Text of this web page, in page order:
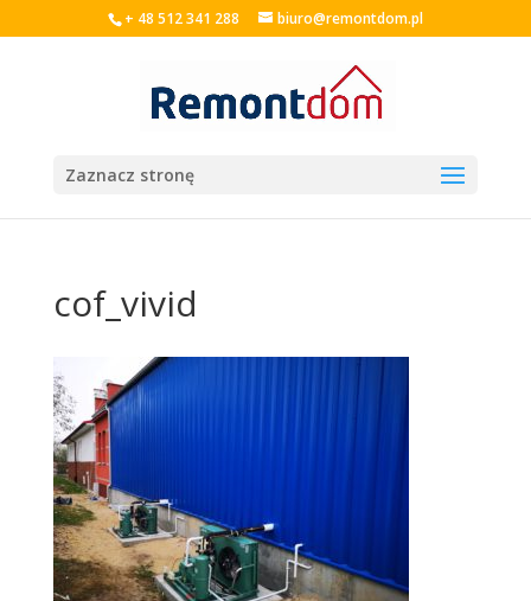
+ 48 512 341 288 biuro@remontdom.pl
Zaznacz stronę
cof_vivid